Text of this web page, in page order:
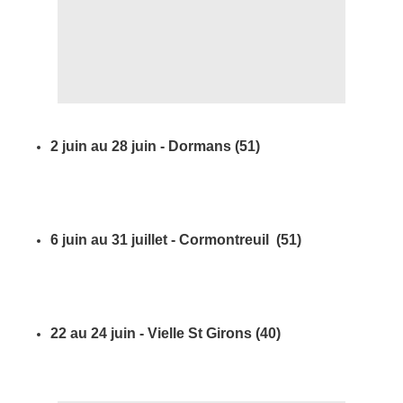
2 juin au 28 juin - Dormans (51)
6 juin au 31 juillet - Cormontreuil (51)
22 au 24 juin - Vielle St Girons (40)